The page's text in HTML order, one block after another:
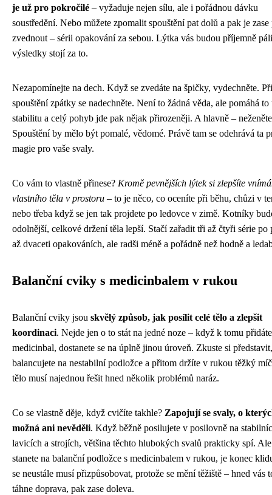
je už pro pokročilé – vyžaduje nejen sílu, ale i pořádnou dávku
soustředění. Nebo můžete zpomalit spouštění pat dolů a pak je zase
zvednout – sérii opakování za sebou. Lýtka vás budou příjemně
výsledky stojí za to.
Nezapomínejte na dech. Když se zvedáte na špičky, vydechněte. Při
spouštění zpátky se nadechněte. Není to žádná věda, ale pomáhá to
stabilitu a celý pohyb jde pak nějak přirozeněji. A hlavně –
Spouštění by mělo být pomalé, vědomé. Právě tam se odehrává ta
magie pro vaše svaly.
Co vám to vlastně přinese? Kromě pevnějších lýtek si zlepšíte
vlastního těla v prostoru – to je něco, co oceníte při běhu, chůzi v
nebo třeba když se jen tak projdete po ledovce v zimě. Kotníky
odolnější, celkové držení těla lepší. Stačí zařadit tři až čtyři série po
až dvaceti opakováních, ale radši méně a pořádně než hodně a
Balanční cviky s medicinbalem v rukou
Balanční cviky jsou skvělý způsob, jak posílit celé tělo a zlepšit
koordinaci. Nejde jen o to stát na jedné noze – když k tomu přidáte
medicinbal, dostanete se na úplně jinou úroveň. Zkuste si
balancujete na nestabilní podložce a přitom držíte v rukou těžký
tělo musí najednou řešit hned několik problémů naráz.
Co se vlastně děje, když cvičíte takhle? Zapojují se svaly, o
možná ani nevěděli. Když běžně posilujete v posilovně na
lavicích a strojích, většina těchto hlubokých svalů prakticky spí.
stanete na balanční podložce s medicinbalem v rukou, je konec
se neustále musí přizpůsobovat, protože se mění těžiště – hned vás
táhne doprava, pak zase doleva.